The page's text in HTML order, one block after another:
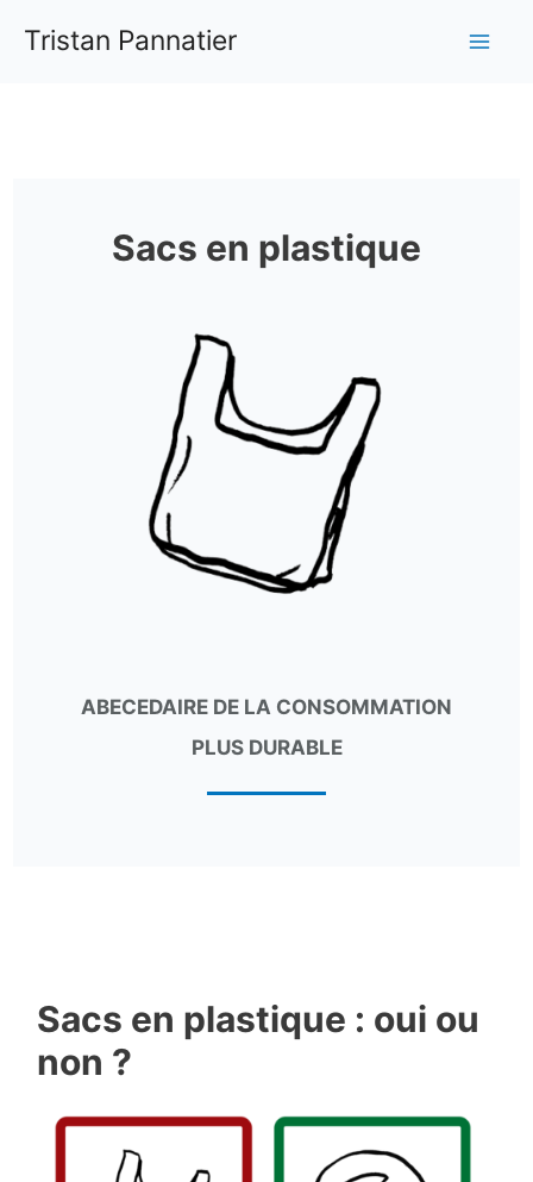
Tristan Pannatier
Sacs en plastique
ABECEDAIRE DE LA CONSOMMATION
PLUS DURABLE
Sacs en plastique : oui ou
non ?